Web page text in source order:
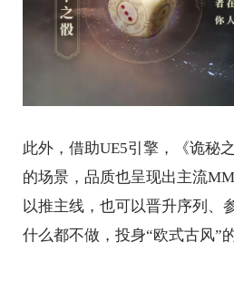
此外，借助UE5引擎，《诡秘
的场景，品质也呈现出主流
以推主线，也可以晋升序列、
什么都不做，投身“欧式古风”